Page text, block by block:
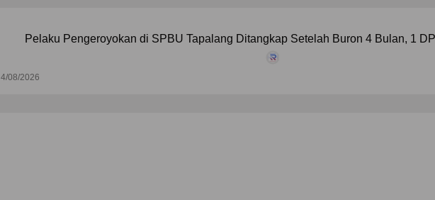
Pelaku Pengeroyokan di SPBU Tapalang Ditangkap Setelah Buron 4 Bulan, 1
4/08/2026